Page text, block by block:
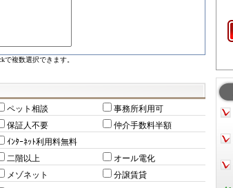
複数選択できます。
ペット相談
事務所利用可
保証人不要
仲介手数料半額
ｲﾝﾀｰﾈｯﾄ利用料無料
二階以上
オール電化
メゾネット 分譲賃貸